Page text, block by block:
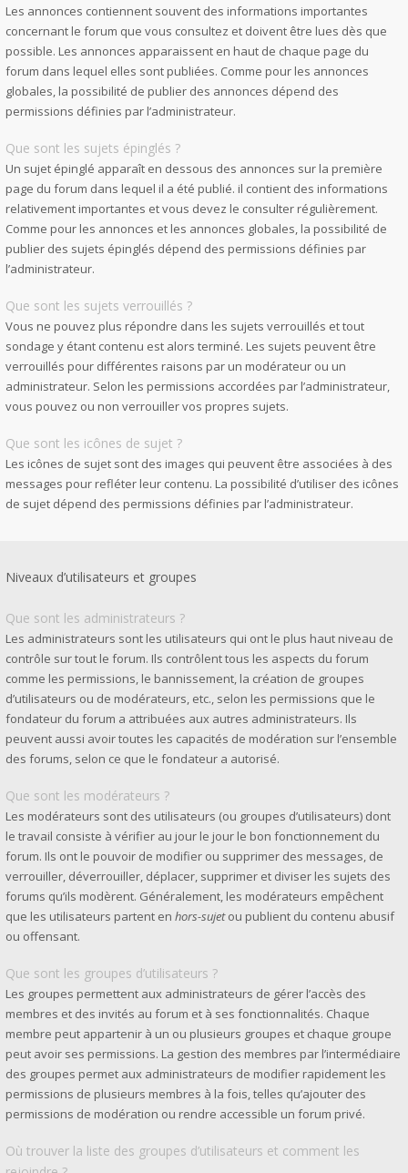
Les annonces contiennent souvent des informations importantes
concernant le forum que vous consultez et doivent être lues dès que
possible. Les annonces apparaissent en haut de chaque page du
forum dans lequel elles sont publiées. Comme pour les annonces
globales, la possibilité de publier des annonces dépend des
permissions définies par l’administrateur.
Que sont les sujets épinglés ?
Un sujet épinglé apparaît en dessous des annonces sur la première
page du forum dans lequel il a été publié. il contient des informations
relativement importantes et vous devez le consulter régulièrement.
Comme pour les annonces et les annonces globales, la possibilité de
publier des sujets épinglés dépend des permissions définies par
l’administrateur.
Que sont les sujets verrouillés ?
Vous ne pouvez plus répondre dans les sujets verrouillés et tout
sondage y étant contenu est alors terminé. Les sujets peuvent être
verrouillés pour différentes raisons par un modérateur ou un
administrateur. Selon les permissions accordées par l’administrateur,
vous pouvez ou non verrouiller vos propres sujets.
Que sont les icônes de sujet ?
Les icônes de sujet sont des images qui peuvent être associées à des
messages pour refléter leur contenu. La possibilité d’utiliser des icônes
de sujet dépend des permissions définies par l’administrateur.
Niveaux d’utilisateurs et groupes
Que sont les administrateurs ?
Les administrateurs sont les utilisateurs qui ont le plus haut niveau de
contrôle sur tout le forum. Ils contrôlent tous les aspects du forum
comme les permissions, le bannissement, la création de groupes
d’utilisateurs ou de modérateurs, etc., selon les permissions que le
fondateur du forum a attribuées aux autres administrateurs. Ils
peuvent aussi avoir toutes les capacités de modération sur l’ensemble
des forums, selon ce que le fondateur a autorisé.
Que sont les modérateurs ?
Les modérateurs sont des utilisateurs (ou groupes d’utilisateurs) dont
le travail consiste à vérifier au jour le jour le bon fonctionnement du
forum. Ils ont le pouvoir de modifier ou supprimer des messages, de
verrouiller, déverrouiller, déplacer, supprimer et diviser les sujets des
forums qu’ils modèrent. Généralement, les modérateurs empêchent
que les utilisateurs partent en hors-sujetou publient du contenu abusif
ou offensant.
Que sont les groupes d’utilisateurs ?
Les groupes permettent aux administrateurs de gérer l’accès des
membres et des invités au forum et à ses fonctionnalités. Chaque
membre peut appartenir à un ou plusieurs groupes et chaque groupe
peut avoir ses permissions. La gestion des membres par l’intermédiaire
des groupes permet aux administrateurs de modifier rapidement les
permissions de plusieurs membres à la fois, telles qu’ajouter des
permissions de modération ou rendre accessible un forum privé.
Où trouver la liste des groupes d’utilisateurs et comment les